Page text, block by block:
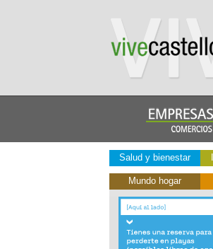
Salud y bienestar
Mundo hogar